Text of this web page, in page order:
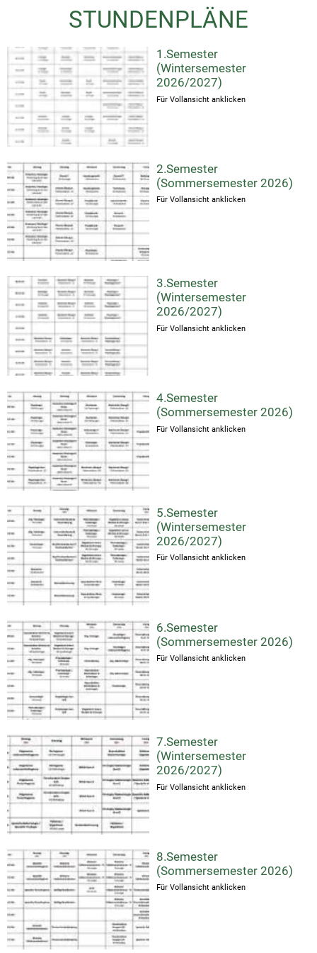
STUNDENPLÄNE
1.Semester
(Wintersemester
2026/2027)
Für Vollansicht anklicken
2.Semester
(Sommersemester 2026)
Für Vollansicht anklicken
3.Semester
(Wintersemester
2026/2027)
Für Vollansicht anklicken
4.Semester
(Sommersemester 2026)
Für Vollansicht anklicken
5.Semester
(Wintersemester
2026/2027)
Für Vollansicht anklicken
6.Semester
(Sommersemester 2026)
Für Vollansicht anklicken
7.Semester
(Wintersemester
2026/2027)
Für Vollansicht anklicken
8.Semester
(Sommersemester 2026)
Für Vollansicht anklicken